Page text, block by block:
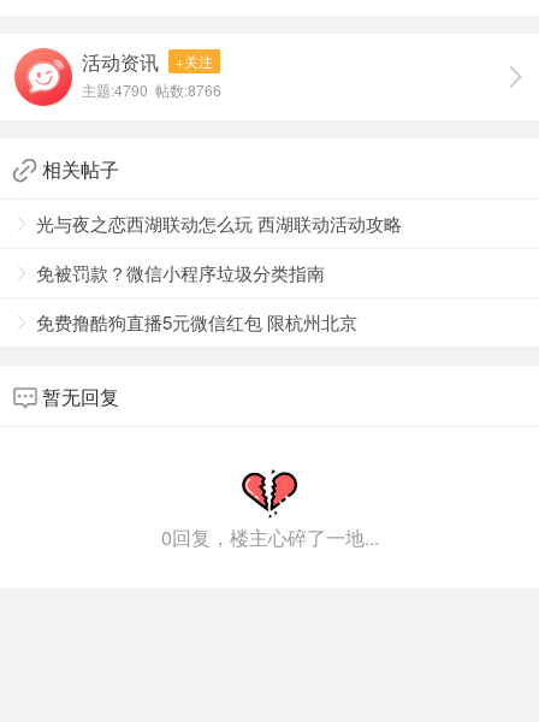
今天的问题是：春天去杭州欣赏“西湖十景”，更适合游览以下
答案解析：“西湖十景”涵盖了春夏秋冬、晨晌昏夜、晴雾风
色。其中，“苏堤春晓”是苏堤杨柳夹岸、湖波如镜的春日美
景;“曲院风荷”得名于夏日荷香，更适合夏季观景。
活动资讯
+关注
主题:4790 帖数:8766
相关帖子
光与夜之恋西湖联动怎么玩 西湖联动活动攻略
免被罚款？微信小程序垃圾分类指南
免费撸酷狗直播5元微信红包 限杭州北京
暂无回复
0回复，楼主心碎了一地...